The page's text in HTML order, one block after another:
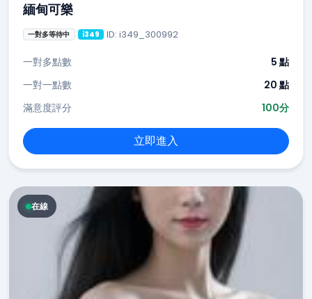
緬甸可樂
一對多等待中 i349 ID: i349_300992
一對多點數
5 點
一對一點數
20 點
滿意度評分
100分
立即進入
在線